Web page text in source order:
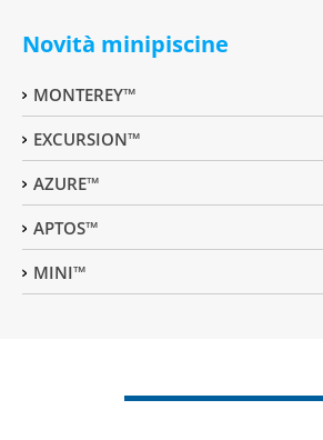
Novità minipiscine
MONTEREY™
EXCURSION™
AZURE™
APTOS™
MINI™